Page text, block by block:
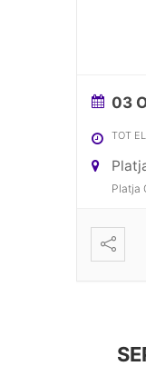
03
TOT
Platja